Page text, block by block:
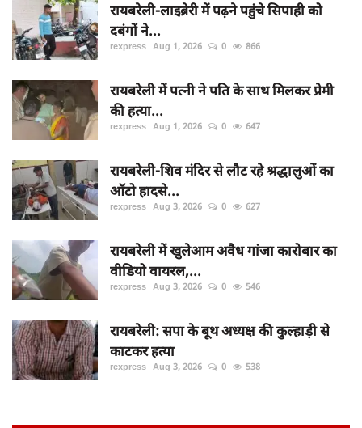
रायबरेली-लाइब्रेरी में पढ़ने पहुंचे सिपाही को
दबंगों ने...
rexpress Aug 1, 2026 0 866
रायबरेली में पत्नी ने पति के साथ मिलकर प्रेमी
की हत्या...
rexpress Aug 1, 2026 0 647
रायबरेली-शिव मंदिर से लौट रहे श्रद्धालुओं का
ऑटो हादसे...
rexpress Aug 3, 2026 0 627
रायबरेली में खुलेआम अवैध गांजा कारोबार का
वीडियो वायरल,...
rexpress Aug 3, 2026 0 546
रायबरेली: सपा के बूथ अध्यक्ष की कुल्हाड़ी से
काटकर हत्या
rexpress Aug 3, 2026 0 538